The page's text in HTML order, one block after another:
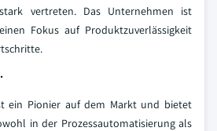
vertreten. Das Unternehmen ist
Fokus auf Produktzuverlässigkeit
ein Pionier auf dem Markt und bietet
in der Prozessautomatisierung als